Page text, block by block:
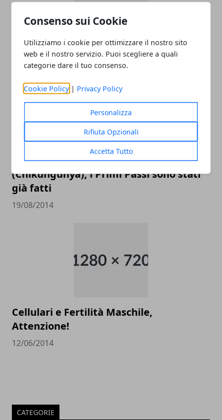
Consenso sui Cookie
Utilizziamo i cookie per ottimizzare il nostro sito
web e il nostro servizio. Puoi scegliere a quali
categorie dare il tuo consenso.
Cookie Policy | Privacy Policy
Personalizza
Rifiuta Opzionali
Accetta Tutto
Gli antibiotici legati all'aumento del
20/08/2014
Vaccino per il virus della zanzara tigre
(Chikungunya), i Primi Passi sono stati
già fatti
19/08/2014
Cellulari e Fertilità Maschile,
Attenzione!
12/06/2014
CATEGORIE